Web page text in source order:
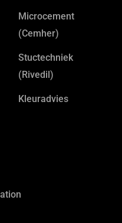
Microcement
(Cemher)
Stuctechniek
(Rivedil)
Kleuradvies